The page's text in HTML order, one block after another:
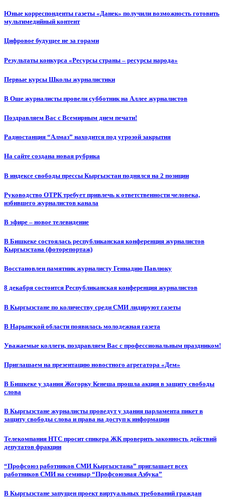
Юные корреспонденты газеты «Данек» получили возможность готовить
мультимедийный контент
Цифровое будущее не за горами
Результаты конкурса «Ресурсы страны – ресурсы народа»
Первые курсы Школы журналистики
В Оше журналисты провели субботник на Аллее журналистов
Поздравляем Вас с Всемирным днем печати!
Радиостанция “Алмаз” находится под угрозой закрытия
На сайте создана новая рубрика
В индексе свободы прессы Кыргызстан поднялся на 2 позиции
Руководство ОТРК требует привлечь к ответственности человека,
избившего журналистов канала
В эфире – новое телевидение
В Бишкеке состоялась республиканская конференция журналистов
Кыргызстана (фоторепортаж)
Восстановлен памятник журналисту Геннадию Павлюку
8 декабря состоится Республиканская конференция журналистов
В Кыргызстане по количеству среди СМИ лидируют газеты
В Нарынской области появилась молодежная газета
Уважаемые коллеги, поздравляем Вас с профессиональным праздником!
Приглашаем на презентацию новостного агрегатора «Дем»
В Бишкеке у здания Жогорку Кенеша прошла акция в защиту свободы
слова
В Кыргызстане журналисты проведут у здания парламента пикет в
защиту свободы слова и права на доступ к информации
Телекомпания НТС просит спикера ЖК проверить законность действий
депутатов фракции
“Профсоюз работников СМИ Кыргызстана” приглашает всех
работников СМИ на семинар “Профсоюзная Азбука”
В Кыргызстане запущен проект виртуальных требований граждан